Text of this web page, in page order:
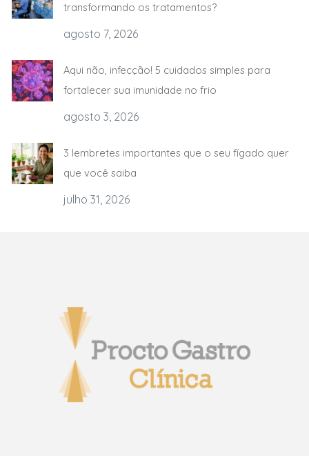
transformando os tratamentos?
agosto 7, 2026
Aqui não, infecção! 5 cuidados simples para
fortalecer sua imunidade no frio
agosto 3, 2026
3 lembretes importantes que o seu fígado quer
que você saiba
julho 31, 2026